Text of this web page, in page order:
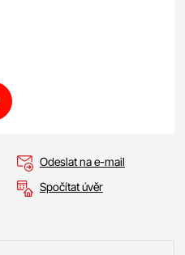
Odeslat na e-mail
Spočítat úvěr